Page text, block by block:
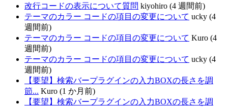
改行コードの表示について質問 kiyohiro (4 週間前)
テーマのカラー コードの項目の変更について ucky (4
週間前)
テーマのカラー コードの項目の変更について Kuro (4
週間前)
テーマのカラー コードの項目の変更について ucky (4
週間前)
【要望】検索バープラグインの入力BOXの長さを調
節... Kuro (1 か月前)
【要望】検索バープラグインの入力BOXの長さを調